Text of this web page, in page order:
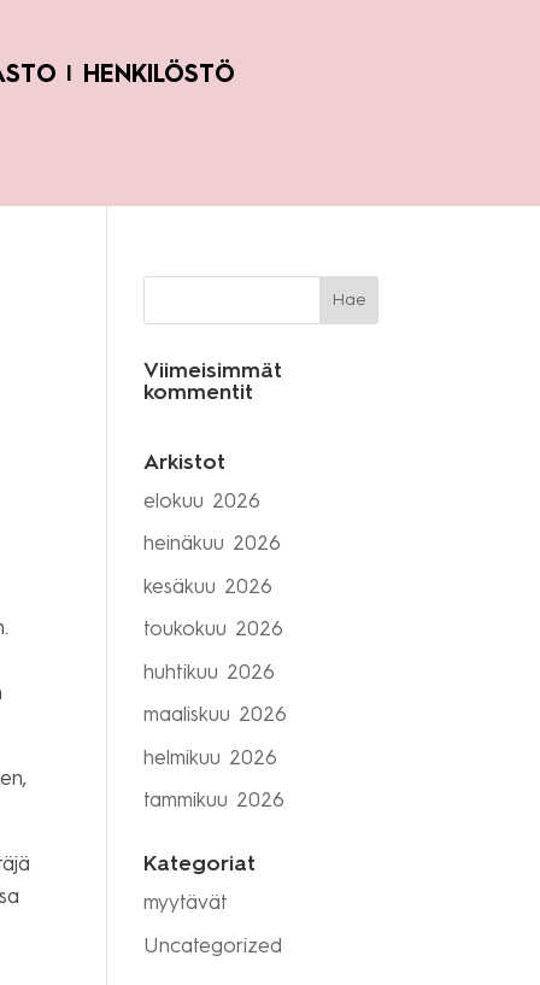
HENKILÖSTÖ
Viimeisimmät
kommentit
Arkistot
elokuu 2026
heinäkuu 2026
kesäkuu 2026
toukokuu 2026
huhtikuu 2026
maaliskuu 2026
helmikuu 2026
tammikuu 2026
Kategoriat
myytävät
Uncategorized